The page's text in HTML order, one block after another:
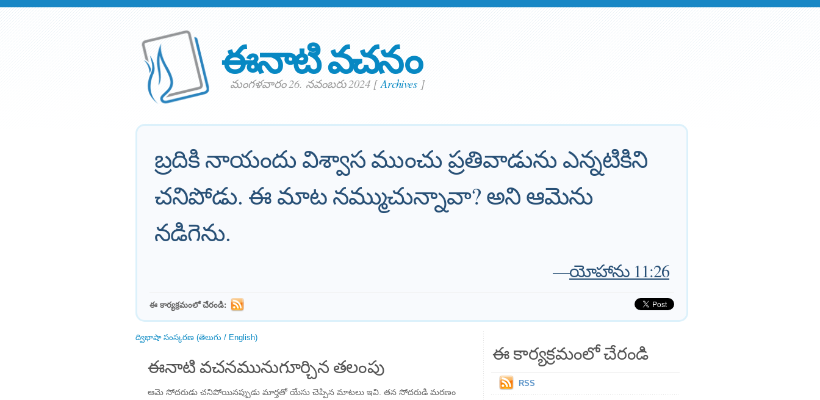
ఈనాటి వచనం
మంగళవారం 26. నవంబరు 2024 [Archives ]
బ్రదికి నాయందు విశ్వాస ముంచు ప్రతివాడును ఎన్నటికిని
చనిపోడు. ఈ మాట నమ్ముచున్నావా? అని ఆమెను
నడిగెను.
—యోహాను 11:26
ఈ కార్యక్రమంలో చేరండి:
ద్విభాషా సంస్కరణ (తెలుగు / English)
ఈనాటి వచనమునుగూర్చిన తలంపు
ఆమె సోదరుడు చనిపోయినప్పుడు మార్తతో యేసు చెప్పిన మాటలు ఇవి. తన సోదరుడి మరణం
ఈ కార్యక్రమంలో చేరండి
RSS